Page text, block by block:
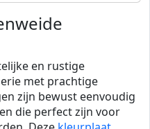
en rustige
met prachtige
zijn bewust eenvoudig
die perfect zijn voor